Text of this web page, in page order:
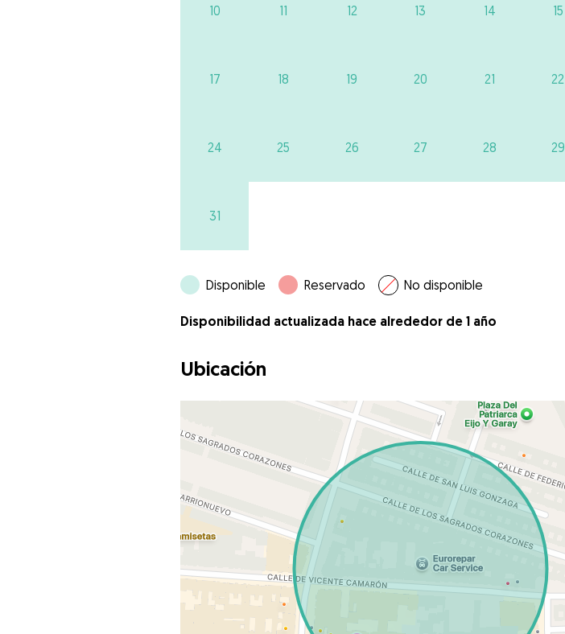
10 11 12 13 14 15
17 18 19 20 21 22
24 25 26 27 28 29
31
Disponible Reservado No disponible
Disponibilidad actualizada hace alrededor de 1 año
Ubicación